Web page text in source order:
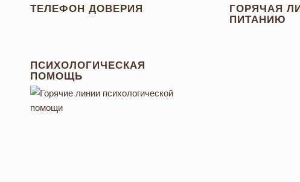
ТЕЛЕФОН ДОВЕРИЯ
ПСИХОЛОГИЧЕСКАЯ
ПОМОЩЬ
ГОРЯЧАЯ
ПИТАНИЮ